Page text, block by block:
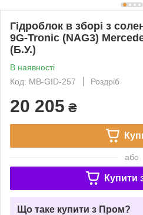
Гідроблок в зборі з
9G-Tronic (NAG3)
(Б.У.)
В наявності
Код: MB-GID-257
Роздріб
20 205 ₴
або
Купити
Що таке купити з Пром?